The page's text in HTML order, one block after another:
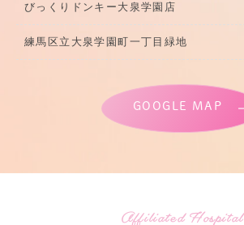
びっくりドンキー大泉学園店
練馬区立大泉学園町一丁目緑地
GOOGLE MAP